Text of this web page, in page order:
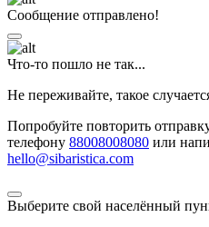
Сообщение отправлено!
Что-то пошло не так...
Не переживайте, такое
Попробуйте повторить
телефону 88008008080 или
hello@sibaristica.com
Выберите свой населённый